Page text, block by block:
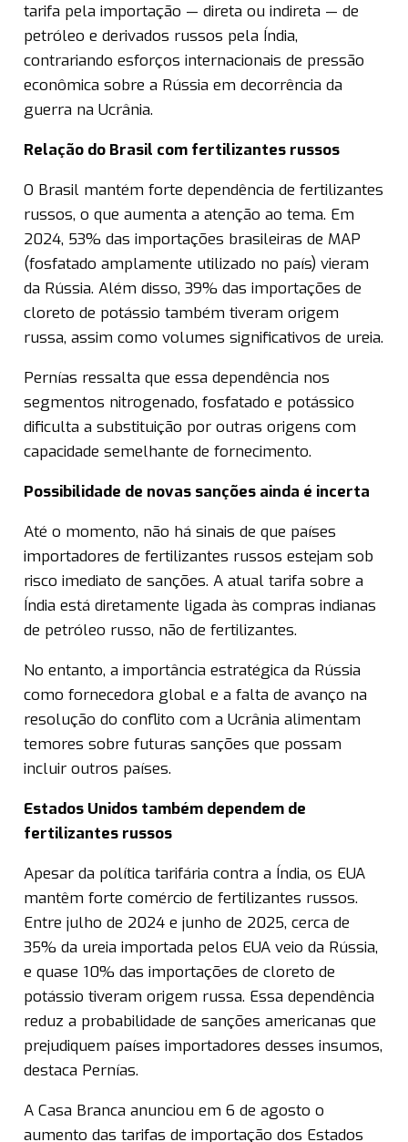
tarifa pela importação — direta ou indireta — de
petróleo e derivados russos pela Índia,
contrariando esforços internacionais de pressão
econômica sobre a Rússia em decorrência da
guerra na Ucrânia.
Relação do Brasil com fertilizantes russos
O Brasil mantém forte dependência de fertilizantes
russos, o que aumenta a atenção ao tema. Em
2024, 53% das importações brasileiras de MAP
(fosfatado amplamente utilizado no país) vieram
da Rússia. Além disso, 39% das importações de
cloreto de potássio também tiveram origem
russa, assim como volumes significativos de ureia.
Pernías ressalta que essa dependência nos
segmentos nitrogenado, fosfatado e potássico
dificulta a substituição por outras origens com
capacidade semelhante de fornecimento.
Possibilidade de novas sanções ainda é incerta
Até o momento, não há sinais de que países
importadores de fertilizantes russos estejam sob
risco imediato de sanções. A atual tarifa sobre a
Índia está diretamente ligada às compras indianas
de petróleo russo, não de fertilizantes.
No entanto, a importância estratégica da Rússia
como fornecedora global e a falta de avanço na
resolução do conflito com a Ucrânia alimentam
temores sobre futuras sanções que possam
incluir outros países.
Estados Unidos também dependem de
fertilizantes russos
Apesar da política tarifária contra a Índia, os EUA
mantêm forte comércio de fertilizantes russos.
Entre julho de 2024 e junho de 2025, cerca de
35% da ureia importada pelos EUA veio da Rússia,
e quase 10% das importações de cloreto de
potássio tiveram origem russa. Essa dependência
reduz a probabilidade de sanções americanas que
prejudiquem países importadores desses insumos,
destaca Pernías.
A Casa Branca anunciou em 6 de agosto o
aumento das tarifas de importação dos Estados